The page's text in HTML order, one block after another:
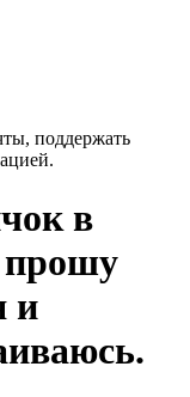
поддержать
в
прошу
и